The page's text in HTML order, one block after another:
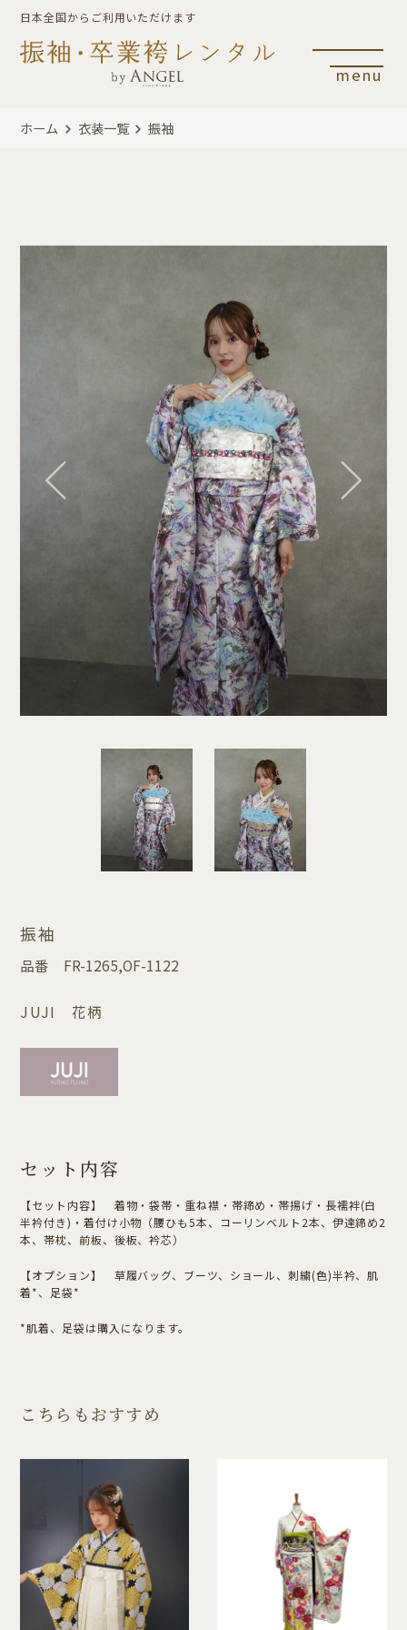
日本全国からご利用いただけます
menu
ホーム 衣装一覧 振袖
振袖
品番 FR-1265,OF-1122
JUJI 花柄
セット内容
【セット内容】 着物・袋帯・重ね襟・帯締め・帯揚げ・長襦袢(白
半衿付き)・着付け小物（腰ひも5本、コーリンベルト2本、伊達締め2
本、帯枕、前板、後板、衿芯）
【オプション】 草履バッグ、ブーツ、ショール、刺繍(色)半衿、肌
着*、足袋*
*肌着、足袋は購入になります。
こちらもおすすめ